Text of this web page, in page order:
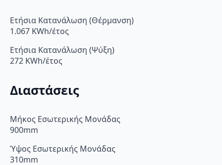
Ετήσια Κατανάλωση (Θέρμανση)
1.067 KWh/έτος
Ετήσια Κατανάλωση (Ψύξη)
272 KWh/έτος
Διαστάσεις
Μήκος Εσωτερικής Μονάδας
900mm
Ύψος Εσωτερικής Μονάδας
310mm